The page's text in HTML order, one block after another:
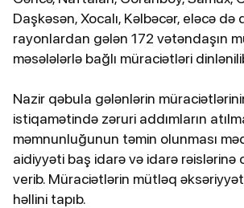
Daşkəsən, Xocalı, Kəlbəcər, eləcə də
rayonlardan gələn 172 vətəndaşın
məsələlərlə bağlı müraciətləri
Nazir qəbula gələnlərin
istiqamətində zəruri addımların
məmnunluğunun təmin olunması
aidiyyəti baş idarə və idarə rəislərinə
verib. Müraciətlərin mütləq
həllini tapıb.